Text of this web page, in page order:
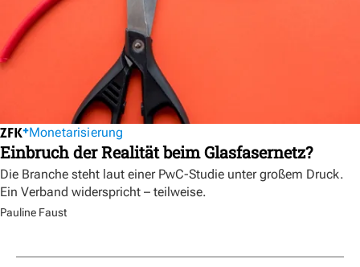
Monetarisierung
Einbruch der Realität beim Glasfasernetz?
Die Branche steht laut einer PwC-Studie unter großem Druck.
Ein Verband widerspricht – teilweise.
Pauline Faust